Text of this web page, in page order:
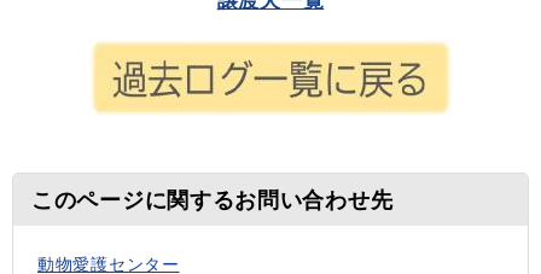
このページに関するお問い合わせ先
動物愛護センター